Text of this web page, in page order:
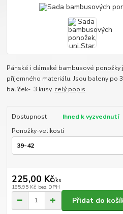
Pánské i dámské bambusové ponožky
příjemného materiálu. Jsou baleny po
balíček- 3 kusy. celý popis
Dostupnost
Ihned k vyzvednutí
Ponožky-velikosti
225,00 Kč/ks
185,95 Kč bez DPH
Přidat do